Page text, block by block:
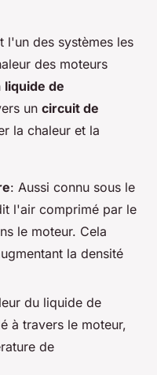
l'un des systèmes les
des moteurs
liquide de
un circuit de
la chaleur et la
: Aussi connu sous le
l'air comprimé par le
le moteur. Cela
la densité
du liquide de
à travers le moteur,
de